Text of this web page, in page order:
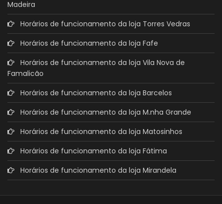
Madeira
Horários de funcionamento da loja Torres Vedras
Horários de funcionamento da loja Fafe
Horários de funcionamento da loja Vila Nova de
Famalicão
Horários de funcionamento da loja Barcelos
Horários de funcionamento da loja M.nha Grande
Horários de funcionamento da loja Matosinhos
Horários de funcionamento da loja Fátima
Horários de funcionamento da loja Mirandela